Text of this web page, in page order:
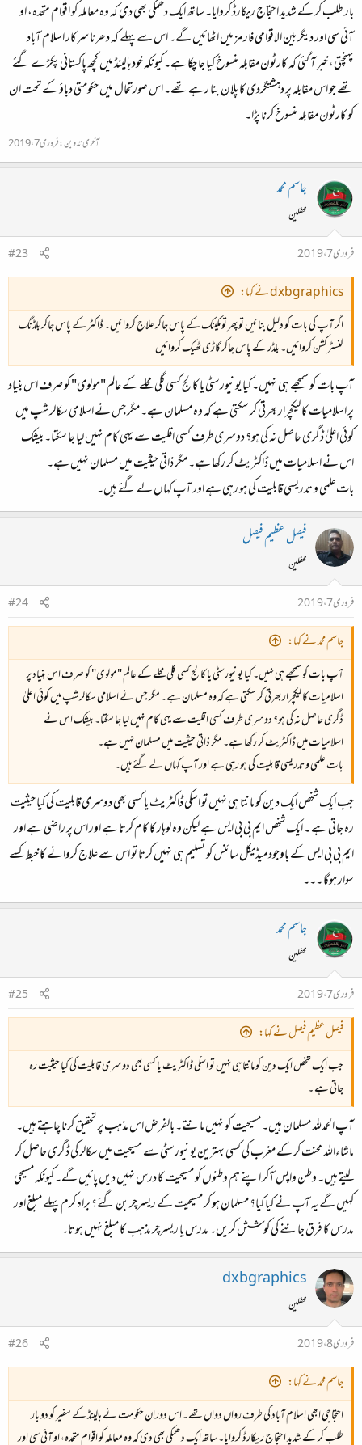
بار طلب کر کے شدید احتجاج ریکارڈ کروایا۔ ساتھ ایک دھمکی بھی دی کہ وہ معاملہ کو اقوام متحدہ، او
آئی سی اور دیگر بین الاقوامی فارمز میں اٹھائیں گے۔ اس سےپہلے کہ دھرنا سرکار اسلام آباد
پہنچتی، خبر آ گئی کہ کارٹون مقابلہ منسوخ کیا جا چکا ہے۔ کیونکہ خود ہالینڈ میں کچھ پاکستانی پکڑے گئے
تھے جو اس مقابلہ پر دہشتگردی کا پلان بنا رہے تھے۔ اس صورتحال میں حکومتی دباؤ کے تحت ان
کو کارٹون مقابلہ منسوخ کرنا پڑا۔
آخری تدوین:فروری 7، 2019
جاسم محمد
محفلین
فروری 7، 2019
#23
dxbgraphics نے کہا:
اگر آپ کی بات کو دلیل بنائیں تو پھر تو مکینک کے پاس جاکر علاج کروائیں۔ ڈاکٹر کے پاس جاکر بلڈنگ
کنسٹرکشن کروائیں۔ بلڈر کے پاس جاکر گاڑی ٹھیک کروائیں
آپ بات کو سمجھے ہی نہیں۔ کیا یونیورسٹی یا کالج کسی گلی محلے کے عالم "مولوی" کو صرف اس بنیاد
پر اسلامیات کا لیکچرار بھرتی کر سکتی ہے کہ وہ مسلمان ہے۔ مگر جس نے اسلامی سکالرشپ میں
کوئی اعلیٰ ڈگری حاصل نہ کی ہو؟ دوسری طرف کسی اقلیت سے یہی کام نہیں لیا جا سکتا۔ بیشک
اس نے اسلامیات میں ڈاکٹریٹ کر رکھا ہے۔ مگر ذاتی حیثیت میں مسلمان نہیں ہے۔
بات علمی و تدریسی قابلیت کی ہو رہی ہے اور آپ کہاں لے گئے ہیں۔
فیصل عظیم فیصل
محفلین
فروری 7، 2019
#24
جاسم محمد نے کہا:
آپ بات کو سمجھے ہی نہیں۔ کیا یونیورسٹی یا کالج کسی گلی محلے کے عالم "مولوی" کو صرف اس بنیاد پر
اسلامیات کا لیکچرار بھرتی کر سکتی ہے کہ وہ مسلمان ہے۔ مگر جس نے اسلامی سکالرشپ میں کوئی اعلیٰ
ڈگری حاصل نہ کی ہو؟ دوسری طرف کسی اقلیت سے یہی کام نہیں لیا جا سکتا۔ بیشک اس نے
اسلامیات میں ڈاکٹریٹ کر رکھا ہے۔ مگر ذاتی حیثیت میں مسلمان نہیں ہے۔
بات علمی و تدریسی قابلیت کی ہو رہی ہے اور آپ کہاں لے گئے ہیں۔
جب ایک شخص ایک دین کو مانتا ہی نہیں تو اسکی ڈاکٹریٹ یا کسی بھی دوسری قابلیت کی کیا حیثیت
رہ جاتی ہے ۔ ایک شخص ایم بی بی ایس ہے لیکن وہ لوہار کا کام کرتا ہے اور اس پر راضی ہے اور
ایم بی بی ایس کے باوجود میڈیکل سائنس کو تسلیم ہی نہیں کرتا تو اس سے علاج کروانے کا خبط کسے
سوار ہوگا ۔۔۔
جاسم محمد
محفلین
فروری 7، 2019
#25
فیصل عظیم فیصل نے کہا:
جب ایک شخص ایک دین کو مانتا ہی نہیں تو اسکی ڈاکٹریٹ یا کسی بھی دوسری قابلیت کی کیا حیثیت رہ
جاتی ہے ۔
آپ الحمدللہ مسلمان ہیں۔ مسیحیت کو نہیں مانتے۔ بالفرض اس مذہب پر تحقیق کرنا چاہتے ہیں۔
ماشاءاللہ محنت کر کے مغرب کی کسی بہترین یونیورسٹی سے مسیحیت میں سکالر کی ڈگری حاصل کر
لیتے ہیں۔ وطن واپس آکر اپنے ہم وطنوں کو مسیحیت کا درس نہیں دیں پائیں گے۔ کیونکہ مسیحی
کہیں گے یہ آپ نے کیا کیا؟ مسلمان ہو کر مسیحیت کے ریسرچر بن گئے؟ براہ کرم پہلے مبلغ اور
مدرس کا فرق جاننے کی کوشش کریں۔ مدرس یا ریسرچر مذہب کا مبلغ نہیں ہوتا۔
dxbgraphics
محفلین
فروری 8، 2019
#26
جاسم محمد نے کہا:
احتجاجی ابھی اسلام آباد کی طرف رواں دواں تھے۔ اس دوران حکومت نے ہالینڈ کے سفیر کو دو بار
طلب کر کے شدید احتجاج ریکارڈ کروایا۔ ساتھ ایک دھمکی بھی دی کہ وہ معاملہ کو اقوام متحدہ، او آئی سی اور